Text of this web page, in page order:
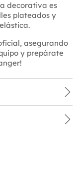
decorativa es
plateados y
asegurando
y prepárate